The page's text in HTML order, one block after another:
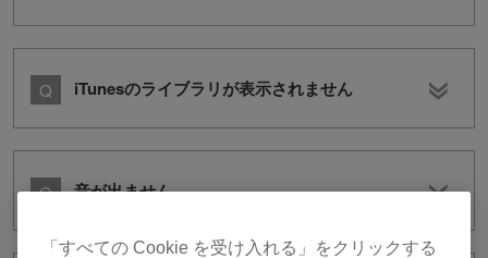
iTunesのライブラリが表示されません
音が出ません。
「すべての Cookie を受け入れる」をクリックする